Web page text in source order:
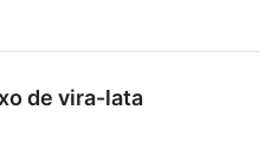
de vira-lata